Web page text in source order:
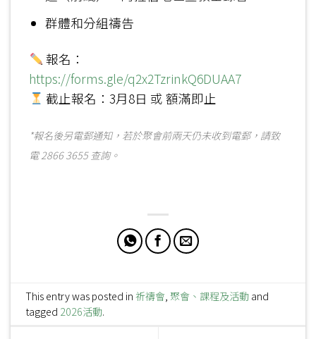
群體和分組禱告
報名：
https://forms.gle/q2x2TzrinkQ6DUAA7
截止報名：3月8日 或 額滿即止
*報名後另電郵通知，若於聚會前兩天仍未收到電郵，請致
電 2866 3655 查詢。
This entry was posted in祈禱會 ,聚會、課程及活動 and
tagged 2026活動.